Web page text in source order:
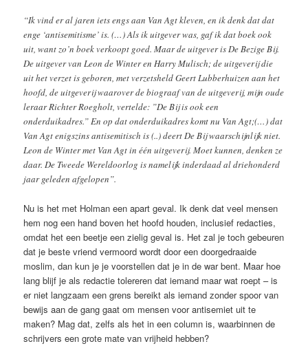
“Ik vind er al jaren iets engs aan Van Agt kleven, en ik denk dat dat
enge ‘antisemitisme’ is. (…) Als ik uitgever was, gaf ik dat boek ook
uit, want zo’n boek verkoopt goed. Maar de uitgever is De Bezige Bij.
De uitgever van Leon de Winter en Harry Mulisch; de uitgeverij die
uit het verzet is geboren, met verzetsheld Geert Lubberhuizen aan het
hoofd, de uitgeverij waarover de biograaf van de uitgeverij, mijn oude
leraar Richter Roegholt, vertelde: ”De Bij is ook een
onderduikadres.” En op dat onderduikadres komt nu Van Agt;(…) dat
Van Agt enigszins antisemitisch is (..) deert De Bij waarschijnlijk niet.
Leon de Winter met Van Agt in één uitgeverij. Moet kunnen, denken ze
daar. De Tweede Wereldoorlog is namelijk inderdaad al driehonderd
jaar geleden afgelopen”.
Nu is het met Holman een apart geval. Ik denk dat veel mensen
hem nog een hand boven het hoofd houden, inclusief redacties,
omdat het een beetje een zielig geval is. Het zal je toch gebeuren
dat je beste vriend vermoord wordt door een doorgedraaide
moslim, dan kun je je voorstellen dat je in de war bent. Maar hoe
lang blijf je als redactie tolereren dat iemand maar wat roept – is
er niet langzaam een grens bereikt als iemand zonder spoor van
bewijs aan de gang gaat om mensen voor antisemiet uit te
maken? Mag dat, zelfs als het in een column is, waarbinnen de
schrijvers een grote mate van vrijheid hebben?